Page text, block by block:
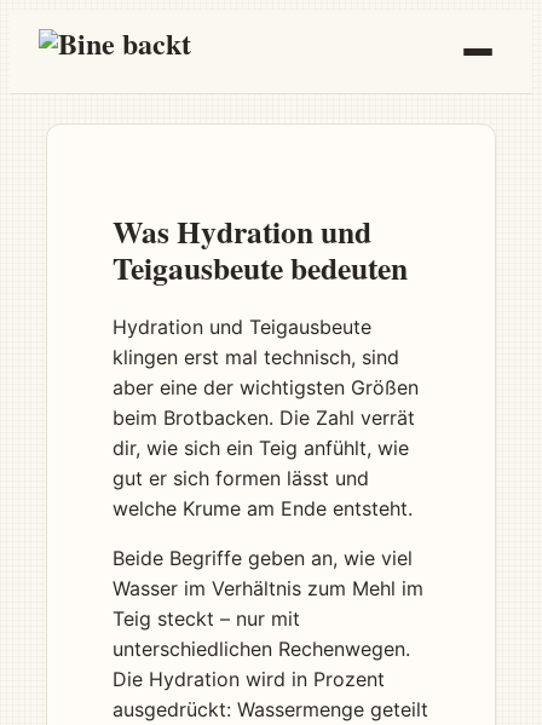
Zum
Inhalt
BROTBACKEN LERNEN
Brotback-Grundlagen
Zutaten, Teig & Grundlagen
Brotback-Techniken
Kneten, formen, backen
Brot-Probleme lösen
Schnelle Hilfe bei Pannen
Mit Hefe backen
Der einfache Einstieg
REZEPTE
BROTBACK-BLOG
LEXIKON
Was Hydration und
Teigausbeute bedeuten
Hydration und Teigausbeute
klingen erst mal technisch, sind
aber eine der wichtigsten Größen
beim Brotbacken. Die Zahl verrät
dir, wie sich ein Teig anfühlt, wie
gut er sich formen lässt und
welche Krume am Ende entsteht.
Beide Begriffe geben an, wie viel
Wasser im Verhältnis zum Mehl im
Teig steckt – nur mit
unterschiedlichen Rechenwegen.
Die Hydration wird in Prozent
ausgedrückt: Wassermenge geteilt